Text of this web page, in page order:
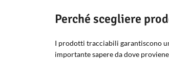
Perché scegliere
I prodotti tracciabili garantiscono
importante sapere da dove